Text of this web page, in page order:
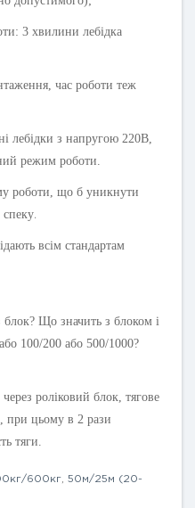
3 хвилини лебідка
час роботи теж
лебідки з напругою 220В,
режим роботи.
роботи, що б уникнути
спеку.
всім стандартам
Що значить з блоком і
100/200 або 500/1000?
роліковий блок, тягове
при цьому в 2 рази
тяги.
600кг
50м/25м (20-